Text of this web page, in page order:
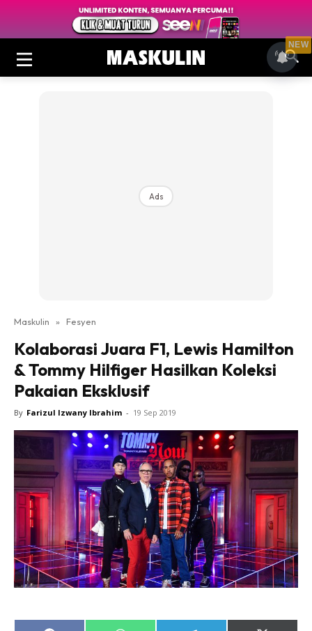
Ads
Maskulin » Fesyen
Kolaborasi Juara F1, Lewis Hamilton
& Tommy Hilfiger Hasilkan Koleksi
Pakaian Eksklusif
By Farizul Izwany Ibrahim - 19 Sep 2019
NEW